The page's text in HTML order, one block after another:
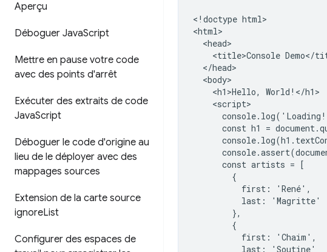
Aperçu
Déboguer JavaScript
Mettre en pause votre code
avec des points d'arrêt
Exécuter des extraits de code
JavaScript
Déboguer le code d'origine au
lieu de le déployer avec des
mappages sources
Extension de la carte source
ignoreList
Configurer des espaces de
<!doctype html>
<html>
<head>
<title>Console Demo</
</head>
<body>
<h1>Hello, World!</h1>
<script>
const h1 =
const artists = [
{
first: 'René',
last: 'Magritte'
},
{
first: 'Chaim',
last: 'Soutine'